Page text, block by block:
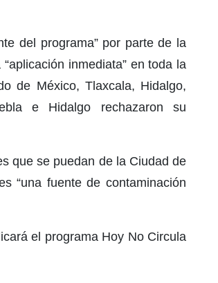
del programa” por parte de la
inmediata” en toda la
de México, Tlaxcala, Hidalgo,
e Hidalgo rechazaron su
que se puedan de la Ciudad de
“una fuente de contaminación
el programa Hoy No Circula